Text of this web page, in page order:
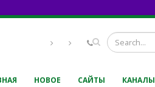
НОВОЕ САЙТЫ КАНАЛЫ